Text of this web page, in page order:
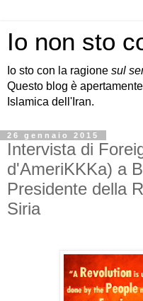
Io non sto
Io sto con la ragione sul
Questo blog è
Islamica dell'Iran.
26 gennaio 2015
Intervista di
d'AmeriKKKa) a
Presidente della
Siria